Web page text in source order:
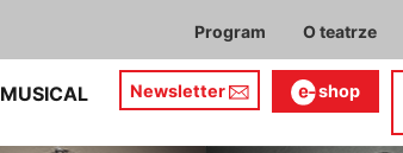
Program O teatrze
MUSICAL Newsletter shop